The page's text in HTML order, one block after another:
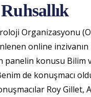
Organizasyonu
online inzivanın
panelin konusu Bilim
de konuşmacı
Roy Gillet,